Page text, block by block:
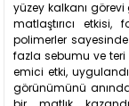
yüzey kalkanı
matlaştırıcı
polimerler
fazla sebumu ve
emici etki,
görünümünü